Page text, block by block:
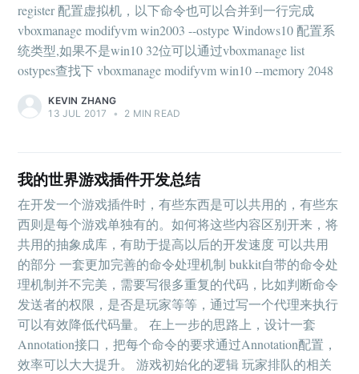
register 配置虚拟机，以下命令也可以合并到一行完成
vboxmanage modifyvm win2003 --ostype Windows10 配置系
统类型,如果不是win10 32位可以通过vboxmanage list
ostypes查找下 vboxmanage modifyvm win10 --memory 2048
KEVIN ZHANG
13 JUL 2017
• 2 MIN READ
我的世界游戏插件开发总结
在开发一个游戏插件时，有些东西是可以共用的，有些东
西则是每个游戏单独有的。如何将这些内容区别开来，将
共用的抽象成库，有助于提高以后的开发速度 可以共用
的部分 一套更加完善的命令处理机制 bukkit自带的命令处
理机制并不完美，需要写很多重复的代码，比如判断命令
发送者的权限，是否是玩家等等，通过写一个代理来执行
可以有效降低代码量。 在上一步的思路上，设计一套
Annotation接口，把每个命令的要求通过Annotation配置，
效率可以大大提升。 游戏初始化的逻辑 玩家排队的相关